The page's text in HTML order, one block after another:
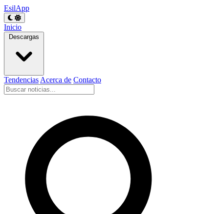
EsilApp
Inicio
Descargas
Tendencias Acerca de Contacto